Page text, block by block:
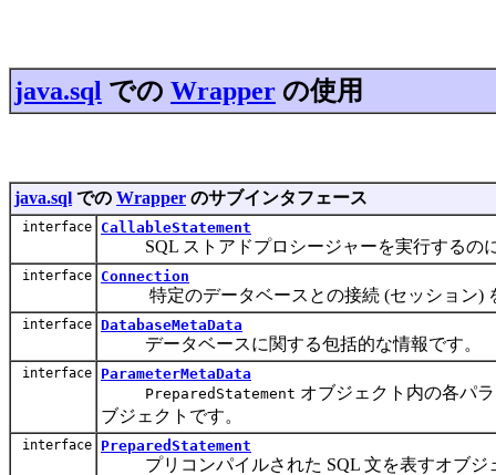
java.sql での Wrapper の使用
java.sql での Wrapper のサブインタフェース
interface CallableStatement
SQL ストアドプロシージャーを実行するの
interface Connection
特定のデータベースとの接続 (セッション)
interface DatabaseMetaData
データベースに関する包括的な情報です。
interface
ParameterMetaData
PreparedStatement オブジェクト内の各パ
ブジェクトです。
interface PreparedStatement
プリコンパイルされた SQL 文を表すオブジ